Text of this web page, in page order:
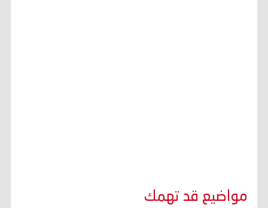
مواضيع قد تهمك